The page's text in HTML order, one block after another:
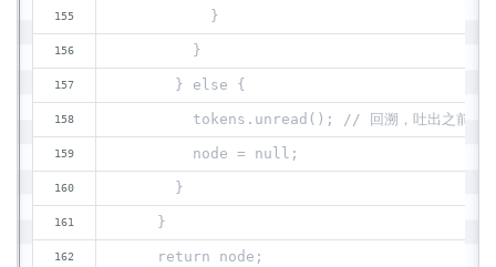
          }
        }
      } else {
tokens.unread(); // 回溯，吐出之前消化
        node = null;
      }
    }
    return node;